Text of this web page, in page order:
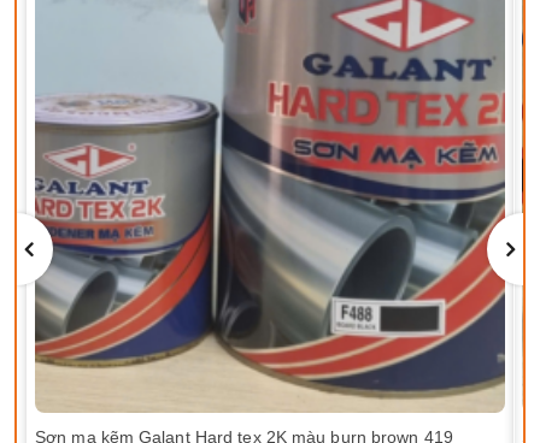
Sơn mạ kẽm Galant Hard tex 2K màu burn brown 419